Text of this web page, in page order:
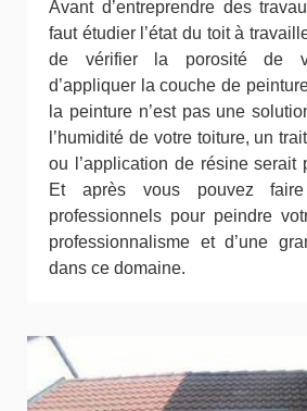
Avant d’entreprendre des
faut étudier l’état du toit à
de vérifier la porosité de
d’appliquer la couche de
la peinture n’est pas une
l’humidité de votre toiture, un
ou l’application de résine serait
Et après vous pouvez
professionnels pour peindre
professionnalisme et d’une
dans ce domaine.